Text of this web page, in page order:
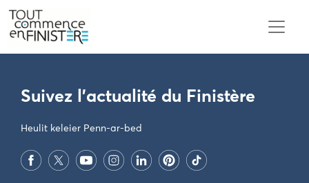
PARAMÈTRES DES COOKIES
Suivez l'actualité du Finistère
Heulit keleier Penn-ar-bed